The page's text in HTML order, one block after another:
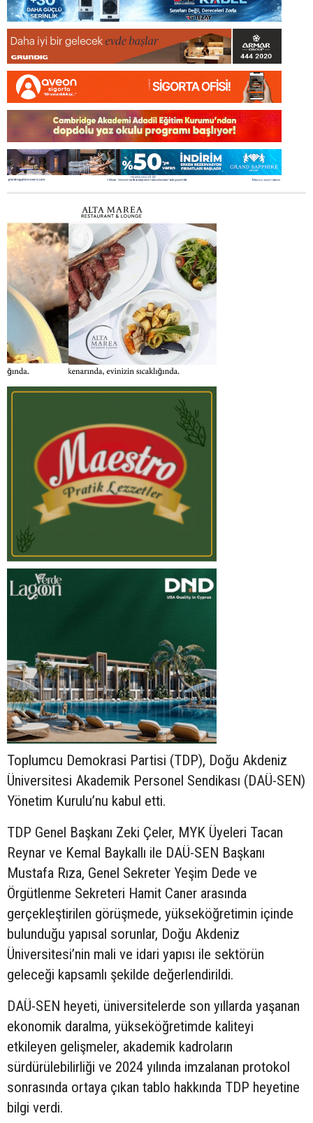
Toplumcu Demokrasi Partisi (TDP), Doğu Akdeniz
Üniversitesi Akademik Personel Sendikası (DAÜ-SEN)
Yönetim Kurulu’nu kabul etti.
TDP Genel Başkanı Zeki Çeler, MYK Üyeleri Tacan
Reynar ve Kemal Baykallı ile DAÜ-SEN Başkanı
Mustafa Rıza, Genel Sekreter Yeşim Dede ve
Örgütlenme Sekreteri Hamit Caner arasında
gerçekleştirilen görüşmede, yükseköğretimin içinde
bulunduğu yapısal sorunlar, Doğu Akdeniz
Üniversitesi’nin mali ve idari yapısı ile sektörün
geleceği kapsamlı şekilde değerlendirildi.
DAÜ-SEN heyeti, üniversitelerde son yıllarda yaşanan
ekonomik daralma, yükseköğretimde kaliteyi
etkileyen gelişmeler, akademik kadroların
sürdürülebilirliği ve 2024 yılında imzalanan protokol
sonrasında ortaya çıkan tablo hakkında TDP heyetine
bilgi verdi.